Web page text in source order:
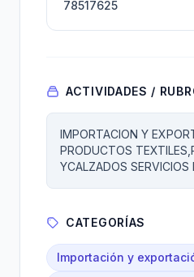
78517625
ACTIVIDADES /
IMPORTACION Y
PRODUCTOS
YCALZADOS SERVICIOS
CATEGORÍAS
Importación y